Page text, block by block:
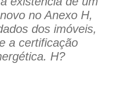
no Anexo H,
dos imóveis,
a certificação
. H?